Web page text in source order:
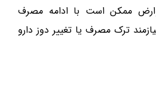
ممکن است با ادامه مصرف
ترک مصرف یا تغییر دوز دارو